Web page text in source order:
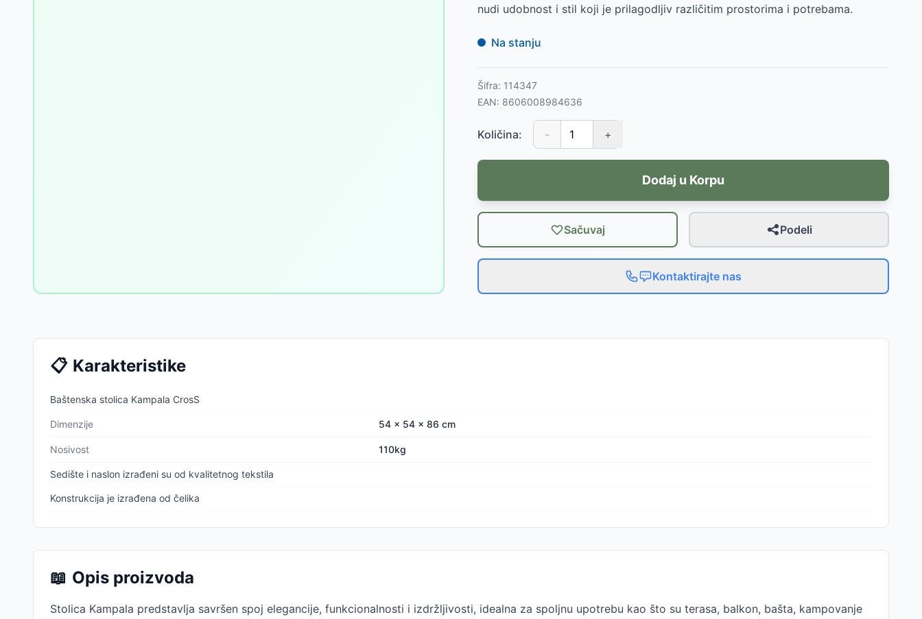
nudi udobnost i stil koji je prilagodljiv različitim prostorima i potrebama.
Na stanju
Šifra: 114347
EAN: 8606008984636
Količina: - +
Dodaj u Korpu
Sačuvaj Podeli
Kontaktirajte nas
📋 Karakteristike
Baštenska stolica Kampala CrosS
Dimenzije 54 x 54 x 86 cm
Nosivost 110kg
Sedište i naslon izrađeni su od kvalitetnog tekstila
Konstrukcija je izrađena od čelika
📖 Opis proizvoda
Stolica Kampala predstavlja savršen spoj elegancije, funkcionalnosti i izdržljivosti, idealna za spoljnu upotrebu kao što su terasa, balkon, bašta, kampovanje